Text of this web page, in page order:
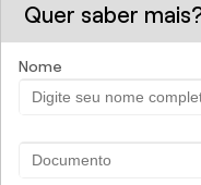
Quer saber
Nome